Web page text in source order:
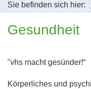
Sie befinden sich hier:
Gesundheit
"vhs macht gesünder!“
Körperliches und